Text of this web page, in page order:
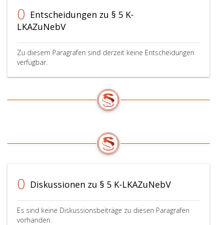
0 Entscheidungen zu § 5 K-
LKAZuNebV
Zu diesem Paragrafen sind derzeit keine Entscheidungen
verfügbar.
0 Diskussionen zu § 5 K-LKAZuNebV
Es sind keine Diskussionsbeiträge zu diesen Paragrafen
vorhanden.